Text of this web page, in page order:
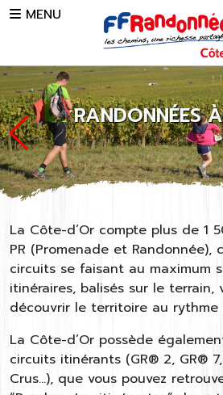
Skip to main content
MENU
RANDONNÉES
La Côte-d’Or compte plus de 1
PR (Promenade et Randonnée),
circuits se faisant au maximum
itinéraires, balisés sur le
découvrir le territoire au rythme
La Côte-d’Or possède
circuits itinérants (GR® 2, GR®
Crus…), que vous pouvez